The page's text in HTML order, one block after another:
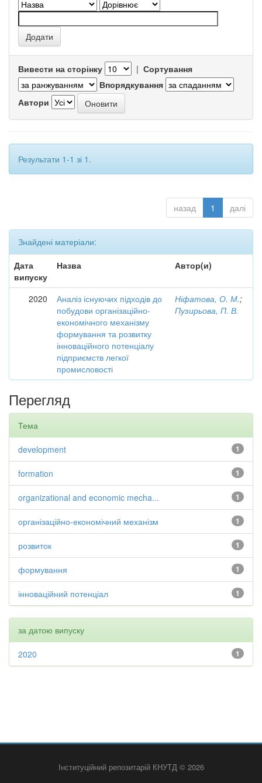
Вивести на сторінку | Сортування
Впорядкування
Автори
Результати 1-1 зі 1.
назад 1 далі
Знайдені матеріали:
Дата
випуску
Назва Автор(и)
2020
Аналіз існуючих підходів до
побудови організаційно-
економічного механізму
формування та розвитку
інноваційного потенціалу
підприємств легкої
промисловості
Ніфатова, О. М.;
Пузирьова, П. В.
Перегляд
Тема
1
development
1
formation
1
organizational and economic mecha...
1
організаційно-економічний механізм
1
розвиток
1
формування
1
інноваційний потенціал
за датою випуску
1
2020
Інституційний репозитарій КНУТД © 2026